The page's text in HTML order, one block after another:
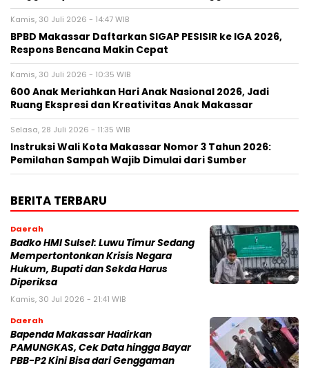
Kamis, 30 Juli 2026 - 14:47 WIB
BPBD Makassar Daftarkan SIGAP PESISIR ke IGA 2026,
Respons Bencana Makin Cepat
Kamis, 30 Juli 2026 - 10:35 WIB
600 Anak Meriahkan Hari Anak Nasional 2026, Jadi
Ruang Ekspresi dan Kreativitas Anak Makassar
Selasa, 28 Juli 2026 - 11:35 WIB
Instruksi Wali Kota Makassar Nomor 3 Tahun 2026:
Pemilahan Sampah Wajib Dimulai dari Sumber
BERITA TERBARU
Daerah
Badko HMI Sulsel: Luwu Timur Sedang
Mempertontonkan Krisis Negara
Hukum, Bupati dan Sekda Harus
Diperiksa
Kamis, 30 Jul 2026 - 21:41 WIB
Daerah
Bapenda Makassar Hadirkan
PAMUNGKAS, Cek Data hingga Bayar
PBB-P2 Kini Bisa dari Genggaman